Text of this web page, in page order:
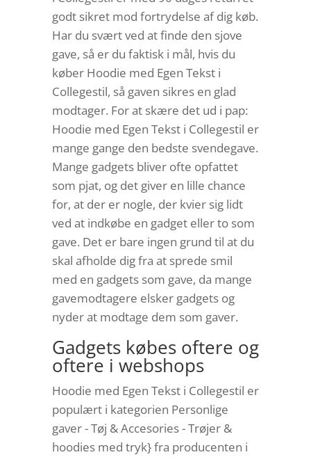
godt sikret mod fortrydelse af dig køb.
Har du svært ved at finde den sjove
gave, så er du faktisk i mål, hvis du
køber Hoodie med Egen Tekst i
Collegestil, så gaven sikres en glad
modtager. For at skære det ud i pap:
Hoodie med Egen Tekst i Collegestil er
mange gange den bedste svendegave.
Mange gadgets bliver ofte opfattet
som pjat, og det giver en lille chance
for, at der er nogle, der kvier sig lidt
ved at indkøbe en gadget eller to som
gave. Det er bare ingen grund til at du
skal afholde dig fra at sprede smil
med en gadgets som gave, da mange
gavemodtagere elsker gadgets og
nyder at modtage dem som gaver.
Gadgets købes oftere og
oftere i webshops
Hoodie med Egen Tekst i Collegestil er
populært i kategorien Personlige
gaver - Tøj & Accesories - Trøjer &
hoodies med tryk} fra producenten i